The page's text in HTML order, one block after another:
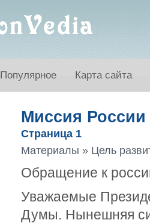
Популярное Карта сайта
Миссия России
Страница 1
Материалы » Цель
Обращение к
Уважаемые
Думы. Нынешняя